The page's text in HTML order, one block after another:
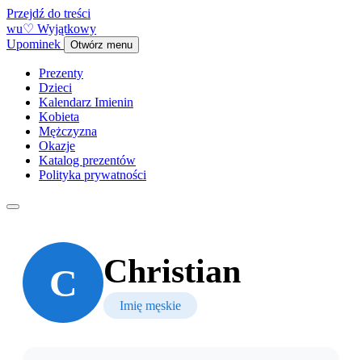
Przejdź do treści
wu♡ Wyjątkowy
Upominek
Otwórz menu
Prezenty
Dzieci
Kalendarz Imienin
Kobieta
Mężczyzna
Okazje
Katalog prezentów
Polityka prywatności
C Christian
Imię męskie